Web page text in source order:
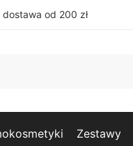
dostawa od 200 zł
Zestawy